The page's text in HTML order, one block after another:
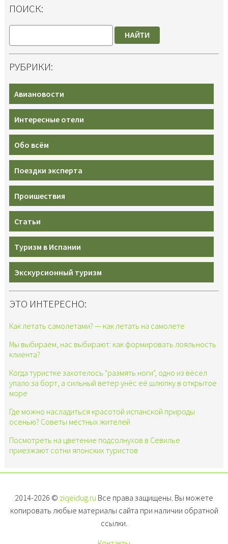
ПОИСК:
НАЙТИ
РУБРИКИ:
Авиановости
Интересные отели
Обо всём
Поездки эксперта
Проишествия
Статьи
Туризм в Испании
Экскурсионный туризм
ЭТО ИНТЕРЕСНО:
Как летать самолетами? — как летать на самолете
Мы выбираем, нас выбирают: как формировать лояльность
клиента?
Когда туристке захотелось "размять ноги", одно из вёсел
упало за борт, а сильный ветер унёс её шлюпку в открытое
море
Где можно насладиться красотой испанской природы
осенью? Советы местных жителей
Посмотреть на цветение подсолнухов в Севилье
приезжают сотни японских туристов
2014-2026 © ziqeidug.ru Все права защищены. Вы можете
копировать любые материалы сайта при наличии обратной
ссылки.